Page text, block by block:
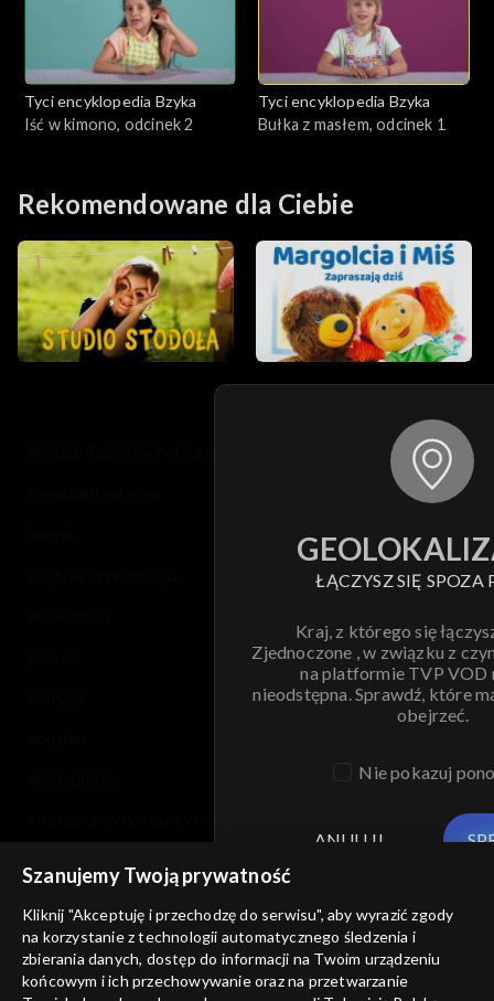
Tyci encyklopedia Bzyka
Iść w kimono, odcinek 2
Tyci encyklopedia Bzyka
Bułka z masłem, odcinek 1
Rekomendowane dla Ciebie
ŁĄCZYSZ SIĘ SPOZA
Kraj, z którego się
Zjednoczone , w związku z
na platformie TVP VOD
nieodstępna. Sprawdź, które
obejrzeć.
Nie pokazuj
ANULUJ
Szanujemy Twoją prywatność
Kliknij "Akceptuję i przechodzę do serwisu", aby wyrazić zgody
na korzystanie z technologii automatycznego śledzenia i
zbierania danych, dostęp do informacji na Twoim urządzeniu
końcowym i ich przechowywanie oraz na przetwarzanie